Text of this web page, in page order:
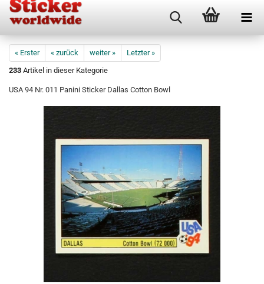
« Erster « zurück weiter »
Letzter »
233 Artikel in dieser Kategorie
USA 94 Nr. 011 Panini Sticker Dallas Cotton Bowl